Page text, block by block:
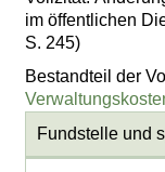
im öffentlichen
S. 245)
Bestandteil der
Fundstelle und